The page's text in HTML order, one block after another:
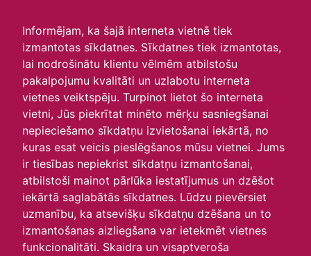
Informējam, ka šajā interneta vietnē tiek
izmantotas sīkdatnes. Sīkdatnes tiek izmantotas,
lai nodrošinātu klientu vēlmēm atbilstošu
pakalpojumu kvalitāti un uzlabotu interneta
vietnes veiktspēju. Turpinot lietot šo interneta
vietni, Jūs piekrītat minēto mērķu sasniegšanai
nepieciešamo sīkdatņu izvietošanai iekārtā, no
kuras esat veicis pieslēgšanos mūsu vietnei. Jums
ir tiesības nepiekrist sīkdatņu izmantošanai,
atbilstoši mainot pārlūka iestatījumus un dzēšot
iekārtā saglabātās sīkdatnes. Lūdzu pievērsiet
uzmanību, ka atsevišķu sīkdatņu dzēšana un to
izmantošanas aizliegšana var ietekmēt vietnes
funkcionalitāti. Skaidra un visaptveroša
Skats :
Aktuālie
Šodien Šonedēļ
Šomēnes
Arhīvs